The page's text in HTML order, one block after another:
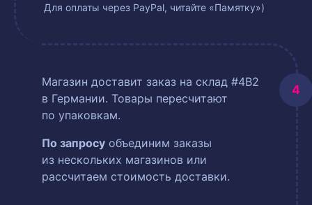
Для оплаты через PayPal, читайте «Памятку»)
Магазин доставит заказ на склад #4B2
в Германии. Товары пересчитают
по упаковкам.
По запросу объединим заказы
из нескольких магазинов или
рассчитаем стоимость доставки.